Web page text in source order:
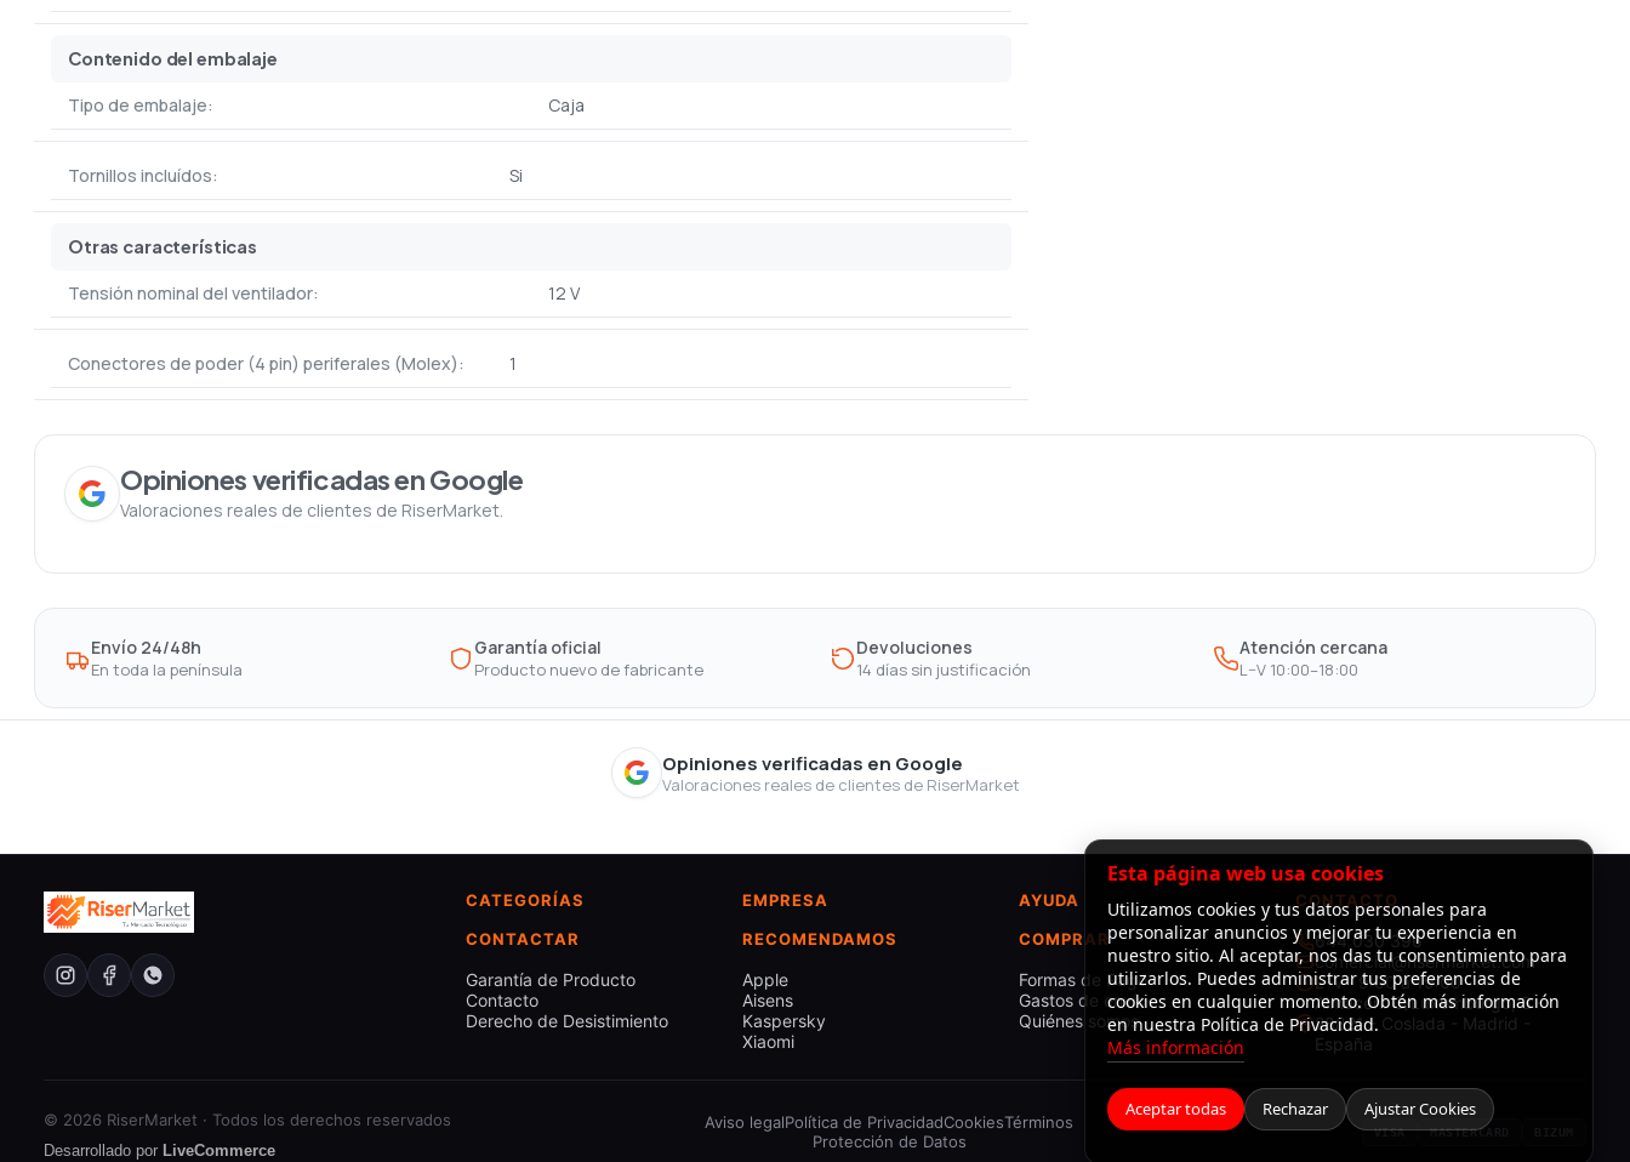
Contenido del embalaje
Tipo de embalaje: Caja
Tornillos incluídos: Si
Otras características
Tensión nominal del ventilador: 12 V
Conectores de poder (4 pin) periferales (Molex): 1
Opiniones verificadas en Google
Valoraciones reales de clientes de RiserMarket.
Envío 24/48h
En toda la península
Garantía oficial
Producto nuevo de fabricante
Devoluciones
14 días sin justificación
Atención cercana
L–V 10:00–18:00
Opiniones verificadas en Google
Valoraciones reales de clientes de RiserMarket
CATEGORÍAS
CONTACTAR
Garantía de Producto
Contacto
Derecho de Desistimiento
EMPRESA
RECOMENDAMOS
Apple
Aisens
Kaspersky
Xiaomi
AYUDA
COMPRAR
Formas de Pago
Gastos de envío
Quiénes somos
CONTACTO
644 030 396
comercial@risermarket.com
L–V · 9:00 a 19:00
Almacén: C/Luxemburgo, 3 -
28821 - Coslada - Madrid -
España
© 2026 RiserMarket · Todos los derechos reservados
Desarrollado por LiveCommerce
Aviso legalPolítica de PrivacidadCookiesTérminos
Protección de Datos
VISA MASTERCARD
Esta página web usa cookies
Utilizamos cookies y tus datos personales para
personalizar anuncios y mejorar tu experiencia en
nuestro sitio. Al aceptar, nos das tu consentimiento para
utilizarlos. Puedes administrar tus preferencias de
cookies en cualquier momento. Obtén más información
en nuestra Política de Privacidad.
Más información
Aceptar todas Rechazar Ajustar Cookies